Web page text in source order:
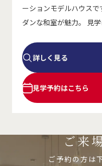
ーションモデルハウス
ダンな和室が魅力。 見
詳しく見る
見学予約はこちら
ご来
ご予約の方は